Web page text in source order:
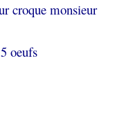
croque monsieur
5 oeufs